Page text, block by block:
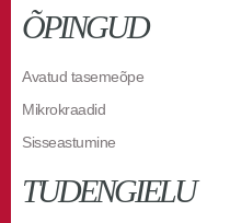
ÕPINGUD
Avatud tasemeõpe
Mikrokraadid
Sisseastumine
TUDENGIELU